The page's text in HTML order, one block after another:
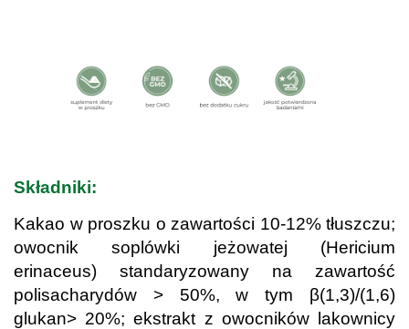
Składniki:
Kakao w proszku o zawartości 10-12% tłuszczu;
owocnik soplówki jeżowatej (Hericium
erinaceus) standaryzowany na zawartość
polisacharydów > 50%, w tym β(1,3)/(1,6)
glukan> 20%; ekstrakt z owocników lakownicy